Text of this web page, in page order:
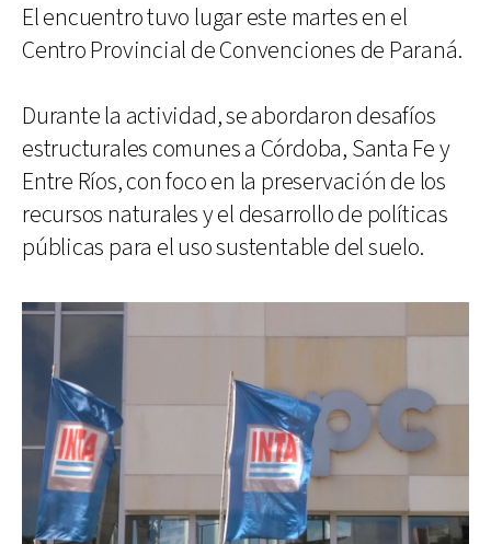
El encuentro tuvo lugar este martes en el
Centro Provincial de Convenciones de Paraná.
Durante la actividad, se abordaron desafíos
estructurales comunes a Córdoba, Santa Fe y
Entre Ríos, con foco en la preservación de los
recursos naturales y el desarrollo de políticas
públicas para el uso sustentable del suelo.